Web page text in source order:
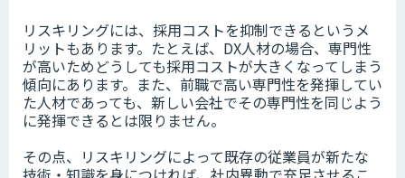
リスキリングには、採用コストを抑制できるというメ
リットもあります。たとえば、DX人材の場合、専門性
が高いためどうしても採用コストが大きくなってしまう
傾向にあります。また、前職で高い専門性を発揮してい
た人材であっても、新しい会社でその専門性を同じよう
に発揮できるとは限りません。
その点、リスキリングによって既存の従業員が新たな